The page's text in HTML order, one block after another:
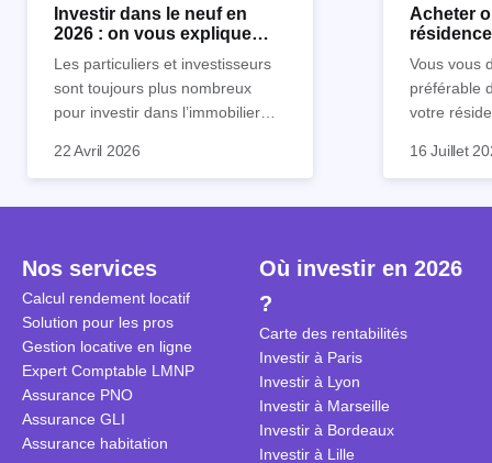
Investir dans le neuf en
2026 : on vous explique
Les particuliers et investisseurs
sont toujours plus nombreux
pour investir dans l’immobilier
nombreux avantages à choisir ce
expliquons tout dans cet article.
22 Avril 2026
Acheter
Vous vous
préférable
votre
pour
la règle
secondes
fenêtres"
sécuriser
16 Juillet
Nos services
Calcul rendement locatif
Solution pour les pros
Gestion locative en ligne
Expert Comptable LMNP
Assurance PNO
Assurance GLI
Assurance habitation
Où investir en 2026
?
Carte des rentabilités
Investir à Paris
Investir à Lyon
Investir à Marseille
Investir à Bordeaux
Investir à Lille